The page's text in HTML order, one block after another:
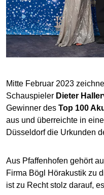
Mitte Februar 2023
Schauspieler Dieter
Gewinner des Top 100
aus und überreichte in
Düsseldorf die Urkunden
Aus Pfaffenhofen gehört
Firma Bögl Hörakustik zu
ist zu Recht stolz darauf,